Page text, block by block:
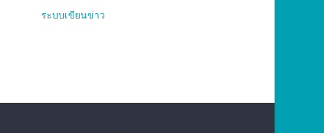
ระบบเขียนข่าว